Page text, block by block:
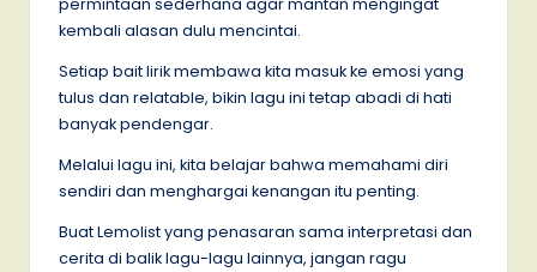
kembali alasan dulu mencintai.
Setiap bait lirik membawa kita masuk ke emosi yang
tulus dan relatable, bikin lagu ini tetap abadi di hati
banyak pendengar.
Melalui lagu ini, kita belajar bahwa memahami diri
sendiri dan menghargai kenangan itu penting.
Buat Lemolist yang penasaran sama interpretasi dan
cerita di balik lagu-lagu lainnya, jangan ragu